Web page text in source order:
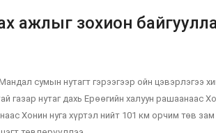
ажлыг зохион
сумын нутагт гэрээгээр ойн цэвэрлэгээ
газар нутаг дахь Ерөөгийн халуун рашаанаас
Хонин нуга хүртэл нийт 101 км орчим төв зам